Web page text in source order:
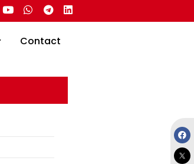
Contact
Directory
Contact